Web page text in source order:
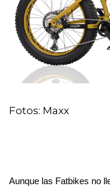
Fotos: Maxx
Aunque las Fatbikes no